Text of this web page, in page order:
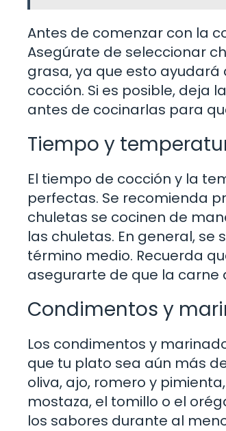
Antes de comenzar con la
Asegúrate de seleccionar
grasa, ya que esto
cocción. Si es posible, deja
antes de cocinarlas para
Tiempo y
El tiempo de cocción y la
perfectas. Se recomienda
chuletas se cocinen de
las chuletas. En general,
término medio. Recuerda
asegurarte de que la
Condimentos y
Los condimentos y
que tu plato sea aún más
oliva, ajo, romero y
mostaza, el tomillo o el
los sabores durante al